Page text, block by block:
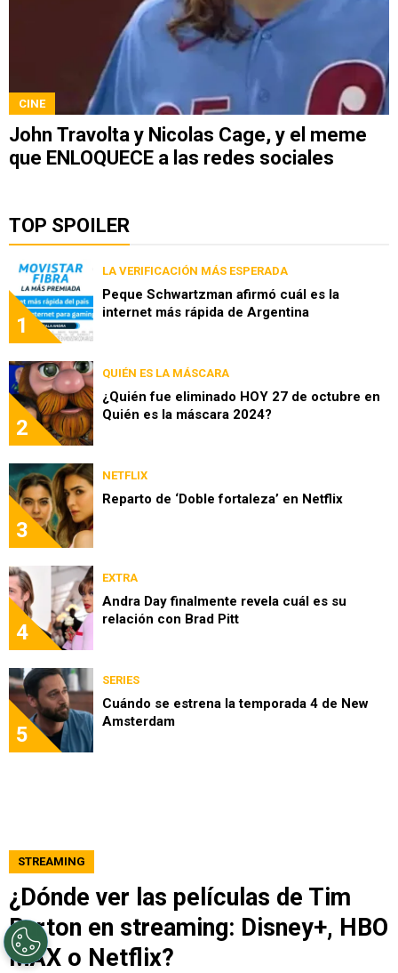
CINE
John Travolta y Nicolas Cage, y el meme
que ENLOQUECE a las redes sociales
TOP SPOILER
1
LA VERIFICACIÓN MÁS ESPERADA
Peque Schwartzman afirmó cuál es la
internet más rápida de Argentina
2
QUIÉN ES LA MÁSCARA
¿Quién fue eliminado HOY 27 de octubre en
Quién es la máscara 2024?
3
NETFLIX
Reparto de ‘Doble fortaleza’ en Netflix
4
EXTRA
Andra Day finalmente revela cuál es su
relación con Brad Pitt
5
SERIES
Cuándo se estrena la temporada 4 de New
Amsterdam
STREAMING
¿Dónde ver las películas de Tim
Burton en streaming: Disney+, HBO
MAX o Netflix?